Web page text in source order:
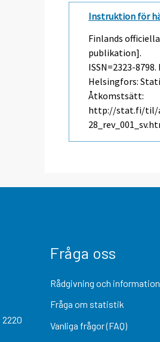
Instruktion för
Finlands
publikation].
ISSN=2323-8798.
Helsingfors:
Åtkomstsätt:
http://stat.fi/til/
2220
Fråga oss
Rådgivning och
Fråga om statistik
Vanliga frågor (FAQ)